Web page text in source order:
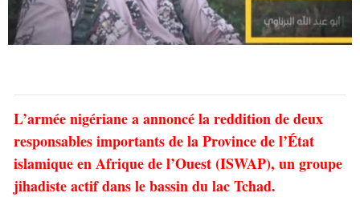
L’armée nigériane a annoncé la reddition de deux
responsables importants de la Province de l’État
islamique en Afrique de l’Ouest (ISWAP), un groupe
jihadiste actif dans le bassin du lac Tchad.